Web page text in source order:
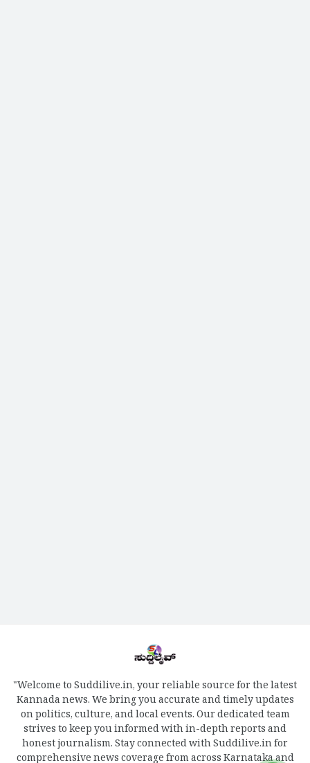
"Welcome to Suddilive.in, your reliable source for the latest
Kannada news. We bring you accurate and timely updates
on politics, culture, and local events. Our dedicated team
strives to keep you informed with in-depth reports and
honest journalism. Stay connected with Suddilive.in for
comprehensive news coverage from across Karnataka and